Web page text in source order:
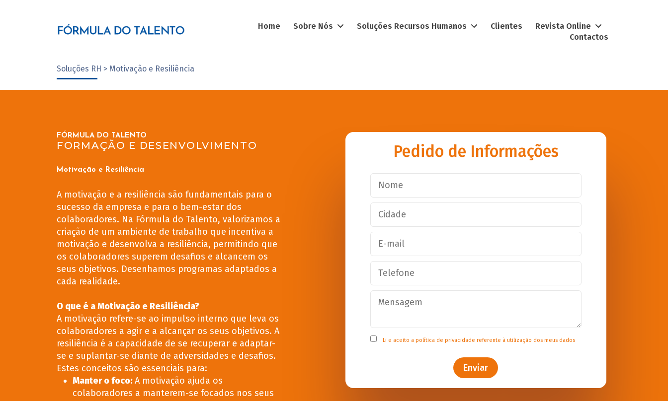
Home Sobre Nós Soluções Recursos Humanos Clientes
Revista Online
Contactos
Soluções RH > Motivação e Resiliência
FÓRMULA DO TALENTO
FORMAÇÃO E DESENVOLVIMENTO
Motivação e Resiliência
A motivação e a resiliência são fundamentais para o
sucesso da empresa e para o bem-estar dos
colaboradores. Na Fórmula do Talento, valorizamos a
criação de um ambiente de trabalho que incentiva a
motivação e desenvolva a resiliência, permitindo que
os colaboradores superem desafios e alcancem os
seus objetivos. Desenhamos programas adaptados a
cada realidade.
O que é a Motivação e Resiliência?
A motivação refere-se ao impulso interno que leva os
colaboradores a agir e a alcançar os seus objetivos. A
resiliência é a capacidade de se recuperar e adaptar-
se e suplantar-se diante de adversidades e desafios.
Estes conceitos são essenciais para:
Manter o foco:A motivação ajuda os
colaboradores a manterem-se focados nos seus
Pedido de Informações
Li e aceito a política de privacidade referente à utilização dos meus dados
Enviar